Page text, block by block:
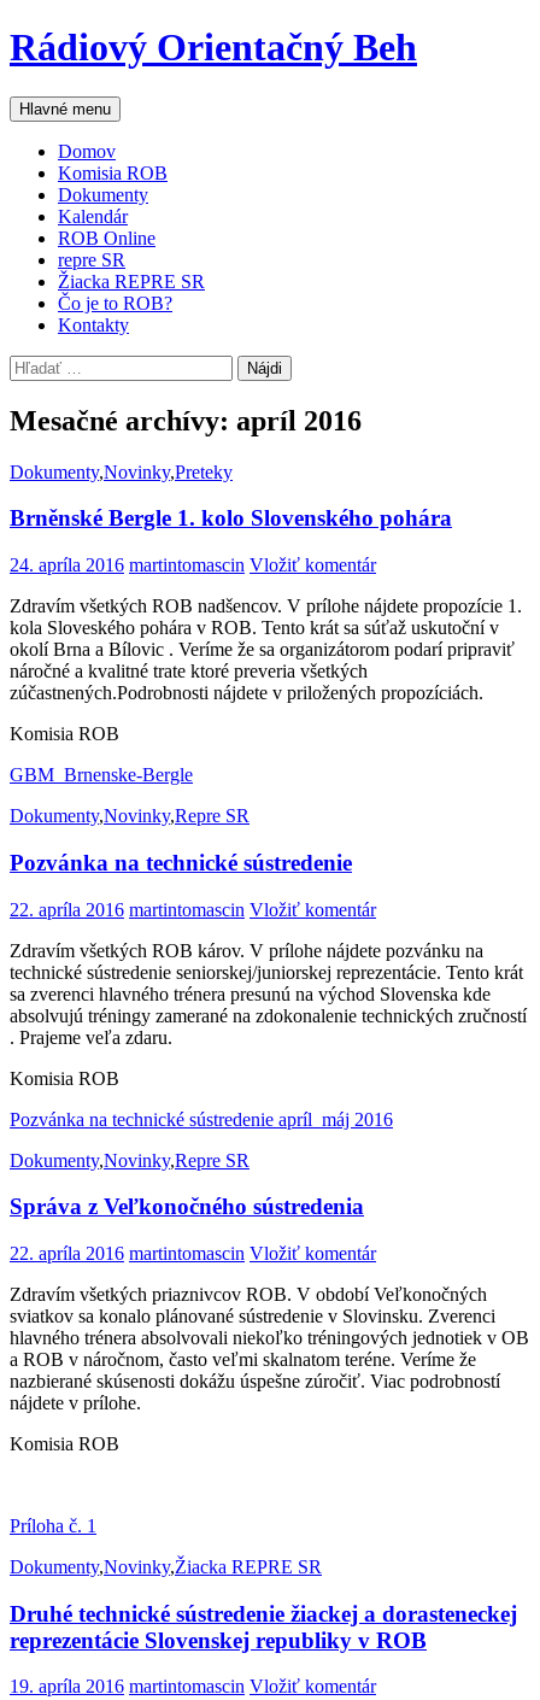
Preskočiť
na
Rádiový Orientačný Beh
Hľadať
Hlavné menu
Domov
Komisia ROB
Dokumenty
Kalendár
ROB Online
repre SR
Žiacka REPRE SR
Čo je to ROB?
Kontakty
Hľadať:
Mesačné archívy: apríl 2016
Dokumenty,Novinky,Preteky
Brněnské Bergle 1. kolo Slovenského pohára
24. apríla 2016 martintomascin Vložiť komentár
Zdravím všetkých ROB nadšencov. V prílohe nájdete propozície 1.
kola Sloveského pohára v ROB. Tento krát sa súťaž uskutoční v
okolí Brna a Bílovic . Veríme že sa organizátorom podarí pripraviť
náročné a kvalitné trate ktoré preveria všetkých
zúčastnených.Podrobnosti nájdete v priložených propozíciách.
Komisia ROB
GBM_Brnenske-Bergle
Dokumenty,Novinky,Repre SR
Pozvánka na technické sústredenie
22. apríla 2016 martintomascin Vložiť komentár
Zdravím všetkých ROB károv. V prílohe nájdete pozvánku na
technické sústredenie seniorskej/juniorskej reprezentácie. Tento krát
sa zverenci hlavného trénera presunú na východ Slovenska kde
absolvujú tréningy zamerané na zdokonalenie technických zručností
. Prajeme veľa zdaru.
Komisia ROB
Pozvánka na technické sústredenie apríl_máj 2016
Dokumenty,Novinky,Repre SR
Správa z Veľkonočného sústredenia
22. apríla 2016 martintomascin Vložiť komentár
Zdravím všetkých priaznivcov ROB. V období Veľkonočných
sviatkov sa konalo plánované sústredenie v Slovinsku. Zverenci
hlavného trénera absolvovali niekoľko tréningových jednotiek v OB
a ROB v náročnom, často veľmi skalnatom teréne. Veríme že
nazbierané skúsenosti dokážu úspešne zúročiť. Viac podrobností
nájdete v prílohe.
Komisia ROB
Príloha č. 1
Dokumenty,Novinky,Žiacka REPRE SR
Druhé technické sústredenie žiackej a dorasteneckej
reprezentácie Slovenskej republiky v ROB
19. apríla 2016 martintomascin Vložiť komentár